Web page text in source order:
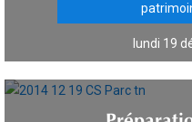
lundi 19